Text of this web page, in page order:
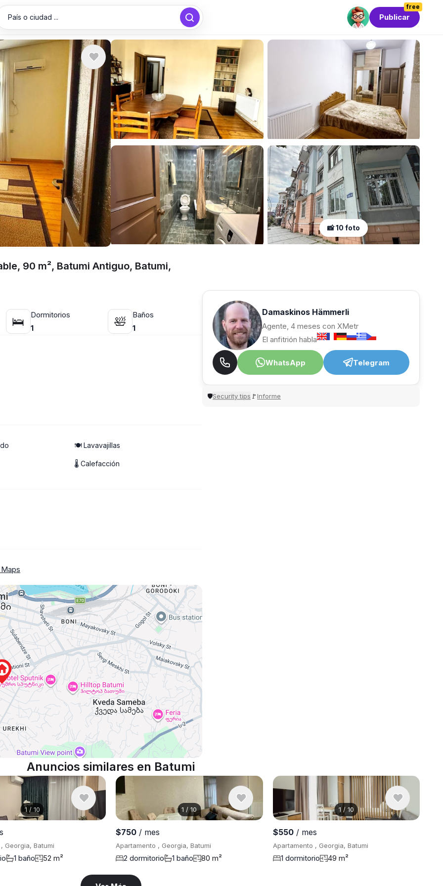
País o ciudad ...
free
Publicar
📸 10 foto
90 m², Batumi Antiguo, Batumi,
🛌
Dormitorios
1
🛀
Baños
1
🍽️ Lavavajillas
🌡 Calefacción
Damaskinos Hämmerli
Agente, 4 meses con XMetr
El anfitrión habla
WhatsApp Telegram
🛡Security tips 🚩Informe
Anuncios similares en Batumi
1 / 10
Georgia, Batumi
1 baño 52 m²
1 /10
$750 / mes
Apartamento , Georgia, Batumi
2 dormitorio 1 baño 80 m²
1 / 10
$550/ mes
Apartamento , Georgia, Batumi
1 dormitorio 49 m²